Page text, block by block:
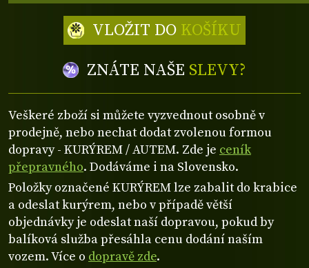
ZNÁTE NAŠE SLEVY?
VLOŽIT DO KOŠÍKU
Veškeré zboží si můžete vyzvednout osobně v
prodejně, nebo nechat dodat zvolenou formou
dopravy - KURÝREM / AUTEM. Zde je ceník
přepravného. Dodáváme i na Slovensko.
Položky označené KURÝREM lze zabalit do krabice
a odeslat kurýrem, nebo v případě větší
objednávky je odeslat naší dopravou, pokud by
balíková služba přesáhla cenu dodání naším
vozem. Více o dopravě zde.